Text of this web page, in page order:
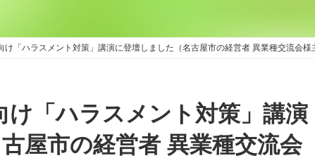
「ハラスメント対策」講演に登壇しました（名古屋市の経営者 異業種交流会様
屋市の経営者 異業種交流会